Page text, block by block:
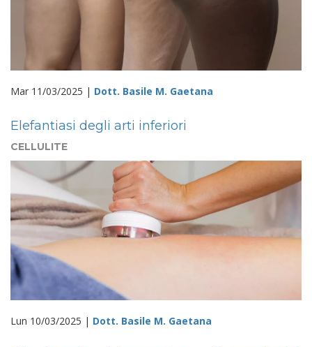
Mar 11/03/2025 | Dott. Basile M. Gaetana
Elefantiasi degli arti inferiori
CELLULITE
Lun 10/03/2025 | Dott. Basile M. Gaetana